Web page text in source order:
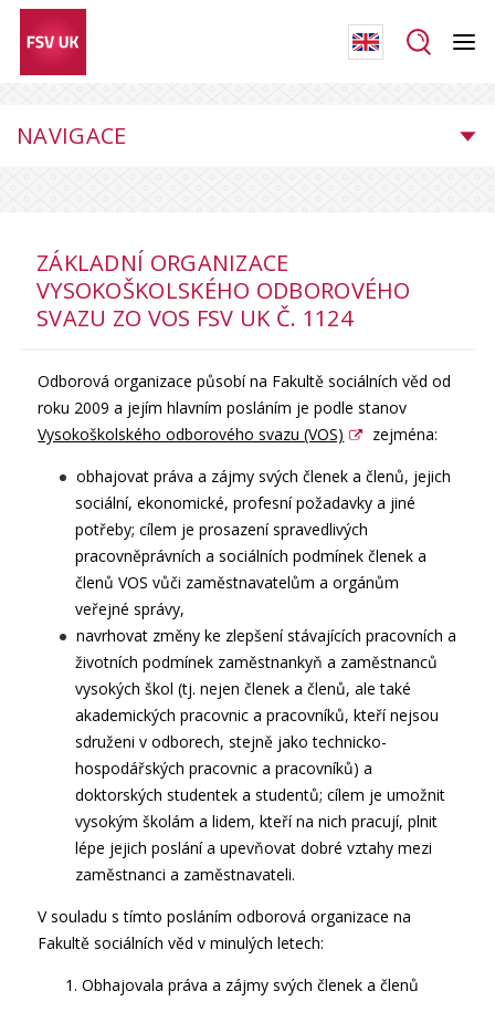
NAVIGACE
ZÁKLADNÍ ORGANIZACE
VYSOKOŠKOLSKÉHO ODBOROVÉHO
SVAZU ZO VOS FSV UK Č. 1124
Odborová organizace působí na Fakultě sociálních věd od
roku 2009 a jejím hlavním posláním je podle stanov
Vysokoškolského odborového svazu (VOS)
zejména:
obhajovat práva a zájmy svých členek a členů, jejich
sociální, ekonomické, profesní požadavky a jiné
potřeby; cílem je prosazení spravedlivých
pracovněprávních a sociálních podmínek členek a
členů VOS vůči zaměstnavatelům a orgánům
veřejné správy,
navrhovat změny ke zlepšení stávajících pracovních a
životních podmínek zaměstnankyň a zaměstnanců
vysokých škol (tj. nejen členek a členů, ale také
akademických pracovnic a pracovníků, kteří nejsou
sdruženi v odborech, stejně jako technicko-
hospodářských pracovnic a pracovníků) a
doktorských studentek a studentů; cílem je umožnit
vysokým školám a lidem, kteří na nich pracují, plnit
lépe jejich poslání a upevňovat dobré vztahy mezi
zaměstnanci a zaměstnavateli.
V souladu s tímto posláním odborová organizace na
Fakultě sociálních věd v minulých letech:
Obhajovala práva a zájmy svých členek a členů